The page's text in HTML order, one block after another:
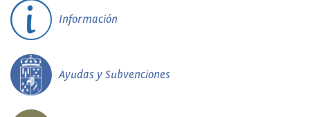
Información
Ayudas y Subvenciones